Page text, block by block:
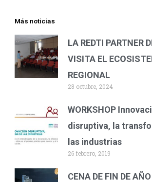
Más noticias
LA REDTI PARTNER
VISITA EL
REGIONAL
28 octubre, 2024
WORKSHOP
disruptiva, la
las industrias
26 febrero, 2019
CENA DE FIN DE